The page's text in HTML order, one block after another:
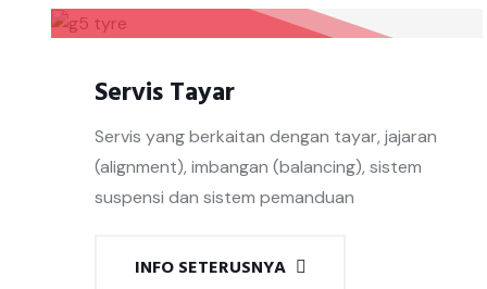
Servis Tayar
Servis yang berkaitan dengan tayar, jajaran
(alignment), imbangan (balancing), sistem
suspensi dan sistem pemanduan
INFO SETERUSNYA